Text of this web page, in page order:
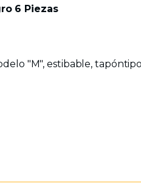
6 Piezas
"M", estibable,